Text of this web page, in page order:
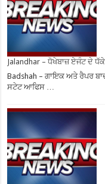
Jalandhar – ਧੋਖੇਬਾਜ਼ ਏਜੰਟ ਦੇ
Badshah – ਗਾਇਕ ਅਤੇ ਰੈਪਰ
ਸਟੇਟ ਆਫਿਸ …